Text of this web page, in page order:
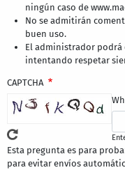
ningún caso de
No se admitirán
buen uso.
El administrador
intentando respetar
CAPTCHA
Esta pregunta es para
para evitar envíos